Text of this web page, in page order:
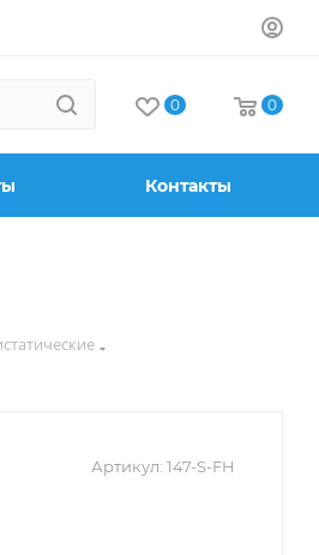
0 0
Контакты
Артикул: 147-S-FH